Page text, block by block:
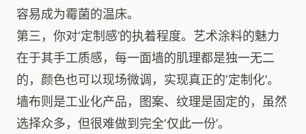
容易成为霉菌的温床。
第三，你对‘定制感’的执着程度。艺术涂料的魅力
在于其手工质感，每一面墙的肌理都是独一无二
的，颜色也可以现场微调，实现真正的‘定制化’。
墙布则是工业化产品，图案、纹理是固定的，虽然
选择众多，但很难做到完全‘仅此一份’。